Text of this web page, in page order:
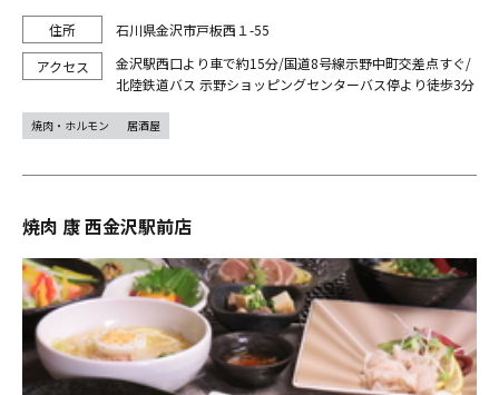
石川県金沢市戸板西１-55
金沢駅西口より車で約15分/国道8号線示野中町交差点すぐ/
北陸鉄道バス 示野ショッピングセンターバス停より徒歩3分
焼肉・ホルモン 居酒屋
焼肉 康 西金沢駅前店